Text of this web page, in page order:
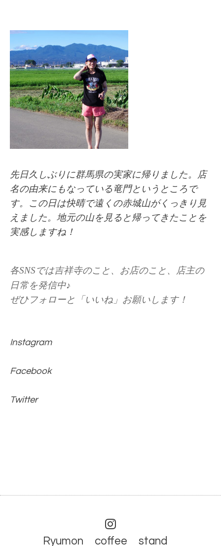
先日久しぶりに群馬県の実家に帰りました。店
名の由来にもなっている竜門というところで
す。この日は快晴で遠くの赤城山がくっきり見
えました。地元の山を見ると帰ってきたことを
実感しますね！
各SNSでは吉祥寺のこと、お店のこと、店主の
日常を発信中♪
ぜひフォローと「いいね」お願いします！
Instagram
Facebook
Twitter
Ryumon coffee stand